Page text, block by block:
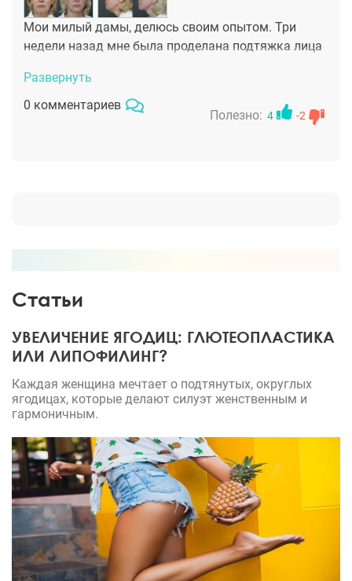
Мои милый дамы, делюсь своим опытом. Три
недели назад мне была проделана подтяжка лица
АРТ-Клиник. Полная реабилитация наступает через
10—12 дней, а эффект сохраняется на 8—10лет.
Это действительно уникальный способ!!!
Развернуть
0 комментариев
Полезно: 4 -2
Статьи
УВЕЛИЧЕНИЕ ЯГОДИЦ: ГЛЮТЕОПЛАСТИКА
ИЛИ ЛИПОФИЛИНГ?
Каждая женщина мечтает о подтянутых, округлых
ягодицах, которые делают силуэт женственным и
гармоничным.